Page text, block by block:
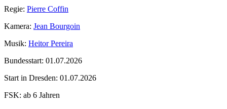
Regie: Pierre Coffin
Kamera: Jean Bourgoin
Musik: Heitor Pereira
Bundesstart: 01.07.2026
Start in Dresden: 01.07.2026
FSK: ab 6 Jahren